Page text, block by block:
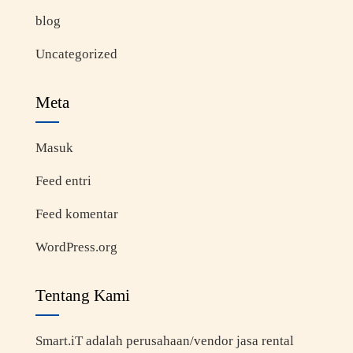
blog
Uncategorized
Meta
Masuk
Feed entri
Feed komentar
WordPress.org
Tentang Kami
Smart.iT adalah perusahaan/vendor jasa rental